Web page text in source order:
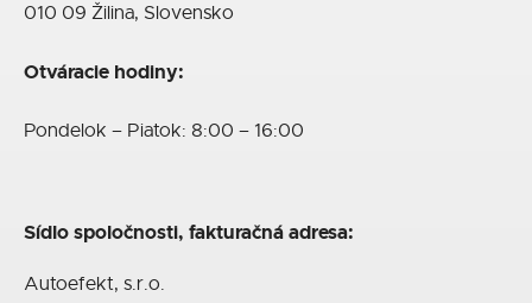
010 09 Žilina, Slovensko
Otváracie hodiny:
Pondelok – Piatok: 8:00 – 16:00
Sídlo spoločnosti, fakturačná adresa:
Autoefekt, s.r.o.